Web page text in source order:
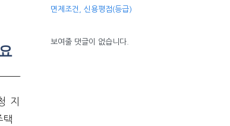
지
택
면제조건, 신용평점(등급)
보여줄 댓글이 없습니다.